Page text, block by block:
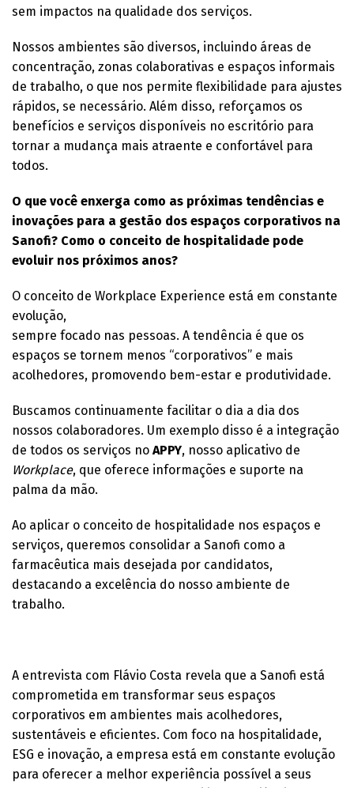
sem impactos na qualidade dos serviços.
Nossos ambientes são diversos, incluindo áreas de
concentração, zonas colaborativas e espaços informais
de trabalho, o que nos permite flexibilidade para ajustes
rápidos, se necessário. Além disso, reforçamos os
benefícios e serviços disponíveis no escritório para
tornar a mudança mais atraente e confortável para
todos.
O que você enxerga como as próximas tendências e
inovações para a gestão dos espaços corporativos na
Sanofi? Como o conceito de hospitalidade pode
evoluir nos próximos anos?
O conceito de Workplace Experience está em constante
evolução,
sempre focado nas pessoas. A tendência é que os
espaços se tornem menos “corporativos” e mais
acolhedores, promovendo bem-estar e produtividade.
Buscamos continuamente facilitar o dia a dia dos
nossos colaboradores. Um exemplo disso é a integração
de todos os serviços no APPY, nosso aplicativo de
Workplace, que oferece informações e suporte na
palma da mão.
Ao aplicar o conceito de hospitalidade nos espaços e
serviços, queremos consolidar a Sanofi como a
farmacêutica mais desejada por candidatos,
destacando a excelência do nosso ambiente de
trabalho.
A entrevista com Flávio Costa revela que a Sanofi está
comprometida em transformar seus espaços
corporativos em ambientes mais acolhedores,
sustentáveis e eficientes. Com foco na hospitalidade,
ESG e inovação, a empresa está em constante evolução
para oferecer a melhor experiência possível a seus